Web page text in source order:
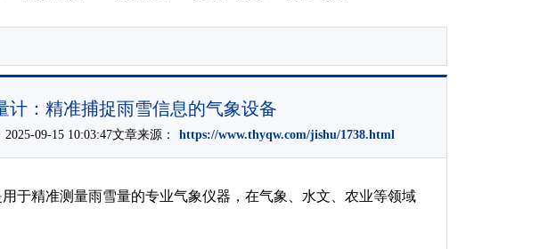
计：精准捕捉雨雪信息的气象设备
09-15 10:03:47文章来源： https://www.thyqw.com/jishu/1738.html
于精准测量雨雪量的专业气象仪器，在气象、水文、农业等领域